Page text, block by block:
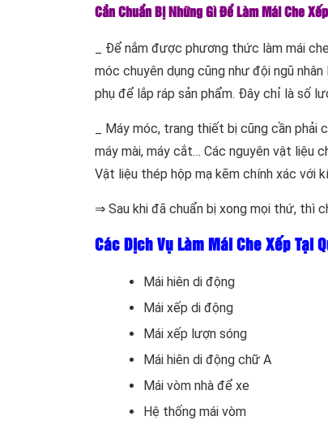
Cần Chuẩn Bị Những Gì Để Làm Mái Che Xếp
_ Để nắm được phương thức làm mái
móc chuyên dụng cũng như đội ngũ
phụ để lắp ráp sản phẩm. Đây chỉ là số
_ Máy móc, trang thiết bị cũng cần phải
máy mài, máy cắt… Các nguyên vật liệu
Vật liệu thép hộp mạ kẽm chính xác với
⇒ Sau khi đã chuẩn bị xong mọi thứ, thì
Các Dịch Vụ Làm Mái Che Xếp Tại
Mái hiên di động
Mái xếp di động
Mái xếp lượn sóng
Mái hiên di động chữ A
Mái vòm nhà để xe
Hệ thống mái vòm